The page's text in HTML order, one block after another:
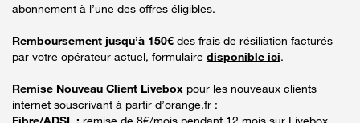
abonnement à l’une des offres éligibles.
Remboursement jusqu’à 150€ des frais de résiliation facturés
par votre opérateur actuel, formulaire disponible ici.
Remise Nouveau Client Livebox pour les nouveaux clients
internet souscrivant à partir d’orange.fr :
Fibre/ADSL : remise de 8€/mois pendant 12 mois sur Livebox